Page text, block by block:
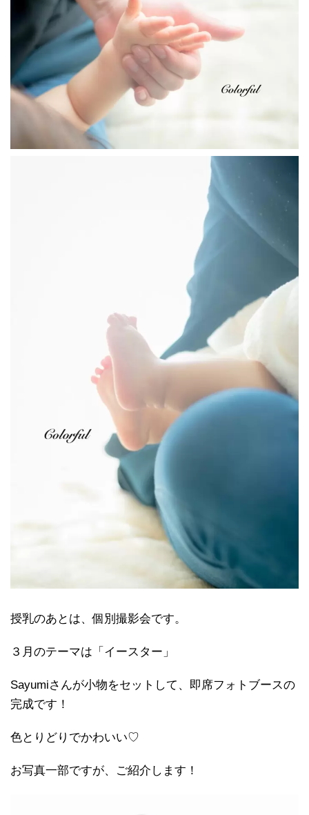
授乳のあとは、個別撮影会です。
３月のテーマは「イースター」
Sayumiさんが小物をセットして、即席フォトブースの
完成です！
色とりどりでかわいい♡
お写真一部ですが、ご紹介します！